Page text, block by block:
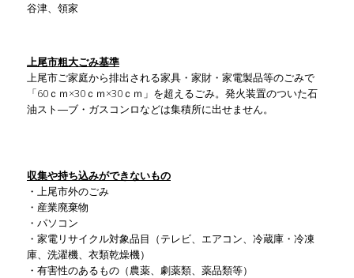
谷津、領家
上尾市粗大ごみ基準
上尾市ご家庭から排出される家具・家財・家電製品等のごみで
「60ｃｍ×30ｃｍ×30ｃｍ」を超えるごみ。発火装置のついた石
油スト―ブ・ガスコンロなどは集積所に出せません。
収集や持ち込みができないもの
・上尾市外のごみ
・産業廃棄物
・パソコン
・家電リサイクル対象品目（テレビ、エアコン、冷蔵庫・冷凍
庫、洗濯機、衣類乾燥機）
・有害性のあるもの（農薬、劇薬類、薬品類等）